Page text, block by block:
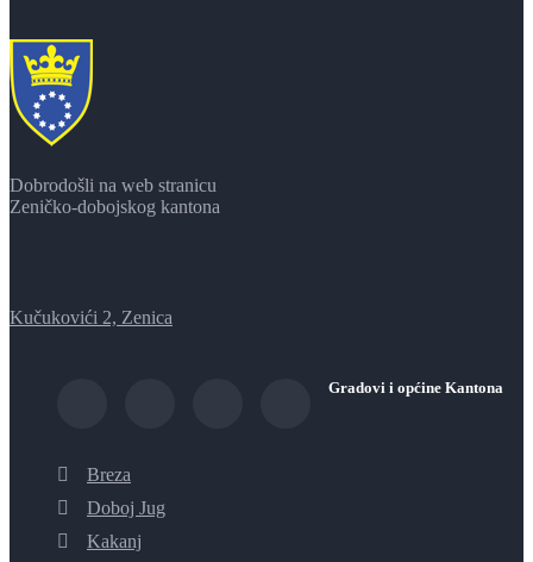
Dobrodošli na web stranicu
Zeničko-dobojskog kantona
Kučukovići 2, Zenica
Gradovi i općine Kantona
Breza
Doboj Jug
Kakanj